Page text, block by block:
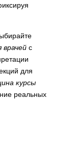
врачейс
для
курсы
реальных